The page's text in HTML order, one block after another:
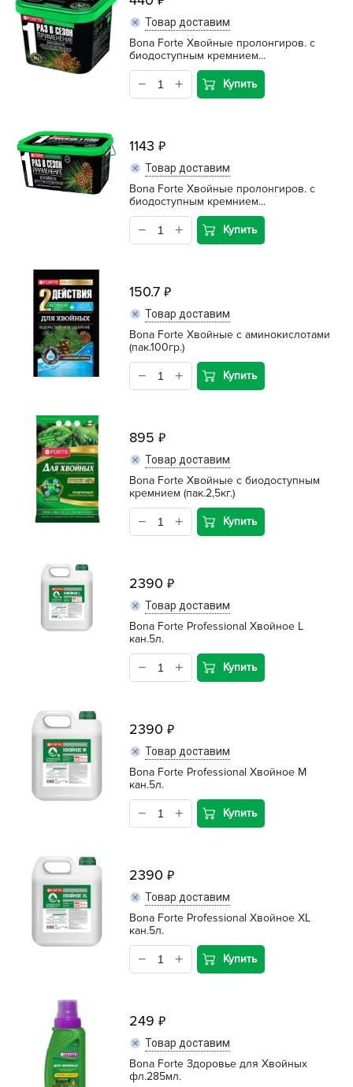
Товар доставим
Bona Forte Хвойные пролонгиров. с
биодоступным кремнием...
Купить
1143
Товар доставим
Bona Forte Хвойные пролонгиров. с
биодоступным кремнием...
Купить
150.7
Товар доставим
Bona Forte Хвойные с аминокислотами
(пак.100гр.)
Купить
895
Товар доставим
Bona Forte Хвойные с биодоступным
кремнием (пак.2,5кг.)
Купить
2390
Товар доставим
Bona Forte Professional Хвойное L
кан.5л.
Купить
2390
Товар доставим
Bona Forte Professional Хвойное M
кан.5л.
Купить
2390
Товар доставим
Bona Forte Professional Хвойное XL
кан.5л.
Купить
249
Товар доставим
Bona Forte Здоровье для Хвойных
фл.285мл.